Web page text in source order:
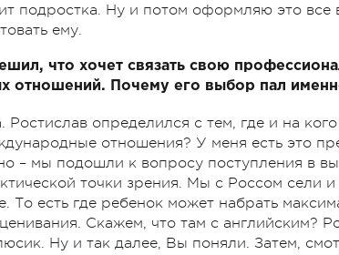
подростка. Ну и потом оформляю это все
ему.
что хочет связать свою
отношений. Почему его выбор пал
Ростислав определился с тем, где и на
отношения? У меня есть это
– мы подошли к вопросу поступления в
точки зрения. Мы с Россом сели
То есть где ребенок может набрать
Скажем, что там с английским?
Ну и так далее, Вы поняли. Затем,